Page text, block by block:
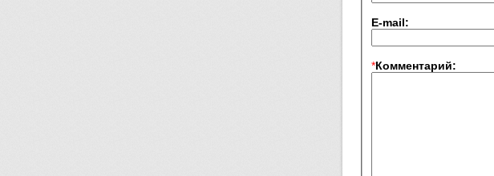
E-mail:
*Комментарий: